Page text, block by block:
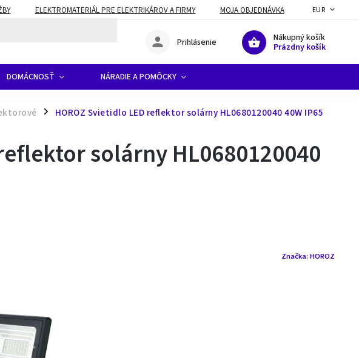
ELEKTROMATERIÁL PRE ELEKTRIKÁROV A FIRMY MOJA OBJEDNÁVKA EUR
Nákupný košík
Prázdny košík
Prihlásenie
DOMÁCNOSŤ NÁRADIE A POMÔCKY
/ HOROZ Svietidlo LED reflektor solárny HL0680120040 40W IP65
solárny HL0680120040
Značka: HOROZ